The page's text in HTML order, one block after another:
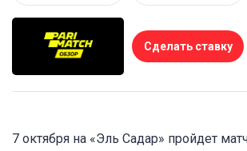
Сделать ставку
7 октября на «Эль Садар» пройдет